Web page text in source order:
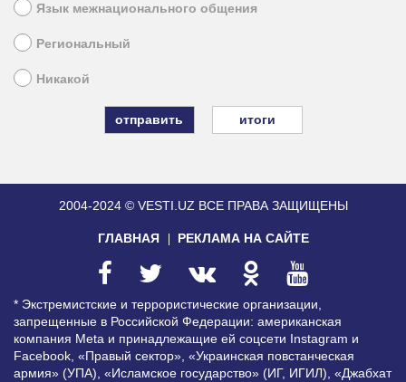
Язык межнационального общения
Региональный
Никакой
итоги
2004-2024 © VESTI.UZ ВСЕ ПРАВА ЗАЩИЩЕНЫ
ГЛАВНАЯ РЕКЛАМА НА САЙТЕ
* Экстремистские и террористические организации,
запрещенные в Российской Федерации: американская
компания Meta и принадлежащие ей соцсети Instagram и
Facebook, «Правый сектор», «Украинская повстанческая
армия» (УПА), «Исламское государство» (ИГ, ИГИЛ), «Джабхат